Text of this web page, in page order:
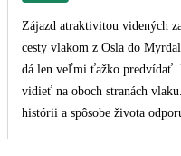
Zájazd atraktivitou videných
cesty vlakom z Osla do
dá len veľmi ťažko predvídať.
vidieť na oboch stranách
histórii a spôsobe života